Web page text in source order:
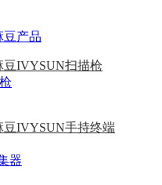
豆产品
豆IVYSUN扫描枪
豆IVYSUN手持终端
器